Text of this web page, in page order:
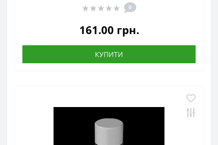
0
161.00 грн.
КУПИТИ